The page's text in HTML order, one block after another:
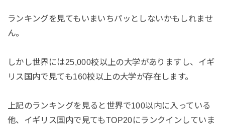
ランキングを見てもいまいちパッとしないかもしれませ
ん。
しかし世界には25,000校以上の大学がありますし、イギ
リス国内で見ても160校以上の大学が存在します。
上記のランキングを見ると世界で100以内に入っている
他、イギリス国内で見てもTOP20にランクインしていま